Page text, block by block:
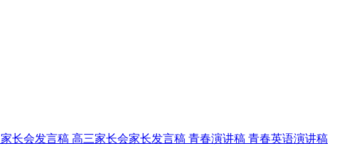
家长会发言稿 高三家长会家长发言稿 青春演讲稿 青春英语演讲稿